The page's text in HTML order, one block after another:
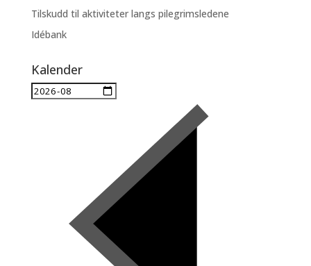
Tilskudd til aktiviteter langs pilegrimsledene
Idébank
Kalender